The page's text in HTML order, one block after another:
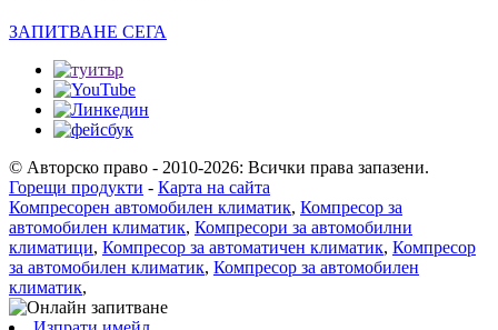
ЗАПИТВАНЕ СЕГА
© Авторско право - 2010-2026: Всички права запазени.
Горещи продукти - Карта на сайта
Компресорен автомобилен климатик, Компресор за
автомобилен климатик, Компресори за автомобилни
климатици, Компресор за автоматичен климатик, Компресор
за автомобилен климатик, Компресор за автомобилен
климатик,